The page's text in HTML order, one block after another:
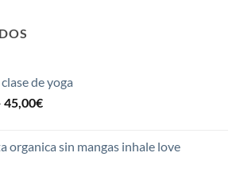
de yoga
45,00€Rango
desde
organica sin mangas inhale love